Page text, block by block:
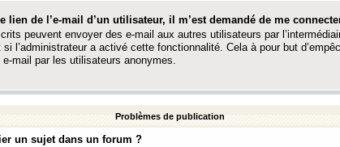
lien de l’e-mail d’un utilisateur, il m’est demandé de me
peuvent envoyer des e-mail aux autres utilisateurs par
si l’administrateur a activé cette fonctionnalité. Cela à pour but
mail par les utilisateurs anonymes.
Problèmes de publication
un sujet dans un forum ?